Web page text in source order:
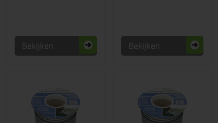
Bekijken Bekijken